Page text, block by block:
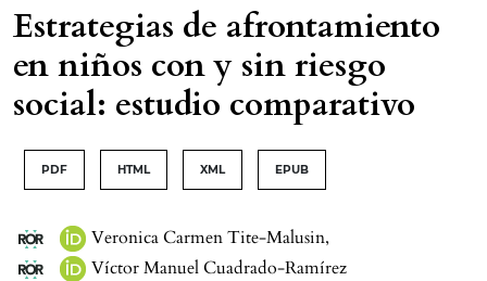
Estrategias de afrontamiento
en niños con y sin riesgo
social: estudio comparativo
PDF HTML XML EPUB
Veronica Carmen Tite-Malusin,
Víctor Manuel Cuadrado-Ramírez